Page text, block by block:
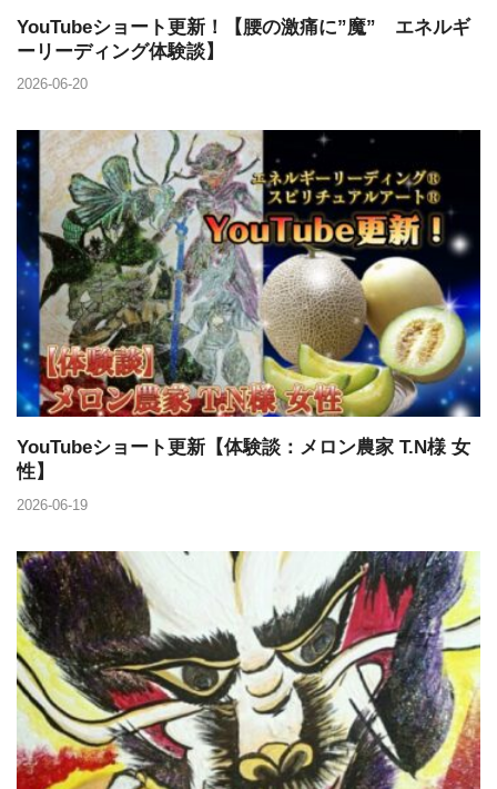
YouTubeショート更新！【腰の激痛に”魔” エネルギ
ーリーディング体験談】
2026-06-20
YouTubeショート更新【体験談：メロン農家 T.N様 女
性】
2026-06-19